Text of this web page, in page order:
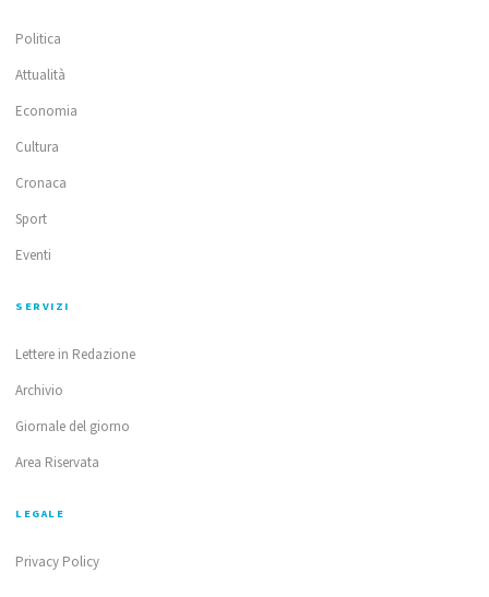
Politica
Attualità
Economia
Cultura
Cronaca
Sport
Eventi
SERVIZI
Lettere in Redazione
Archivio
Giornale del giorno
Area Riservata
LEGALE
Privacy Policy